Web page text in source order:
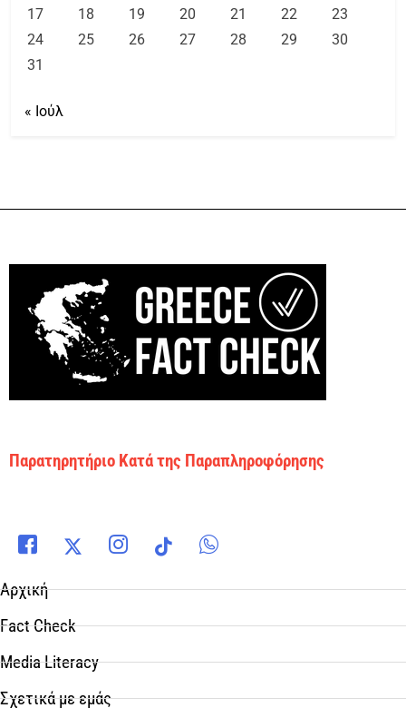
17
18 19 20 21 22
23
24
25 26 27 28 29
30
31
« Ιούλ
Παρατηρητήριο Κατά της Παραπληροφόρησης
Αρχική
Fact Check
Media Literacy
Σχετικά με εμάς